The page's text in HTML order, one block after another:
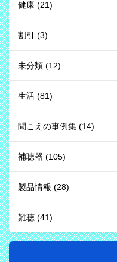
健康 (21)
割引 (3)
未分類 (12)
生活 (81)
聞こえの事例集 (14)
補聴器 (105)
製品情報 (28)
難聴 (41)